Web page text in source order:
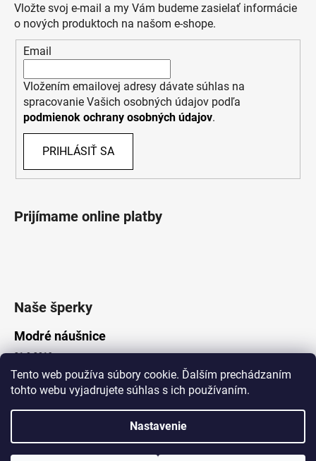
Tento web používa súbory cookie. Ďalším prechádzaním
tohto webu vyjadrujete súhlas s ich používaním.
Nastavenie
www.Lotka.sk - najkrajšie šperky za dobré ceny. Pri nákupe nad 50€
Vložte svoj e-mail a my Vám budeme zasielať informácie
o nových produktoch na našom e-shope.
Email
Vložením emailovej adresy dávate súhlas na
spracovanie Vašich osobných údajov podľa
podmienok ochrany osobných údajov.
PRIHLÁSIŤ SA
Prijímame online platby
Naše šperky
Modré náušnice
21.8.2019
Vytvoril Shoptet
Lotka.sk. Všetky práva vyhradené.
Upraviť nastavenie cookies